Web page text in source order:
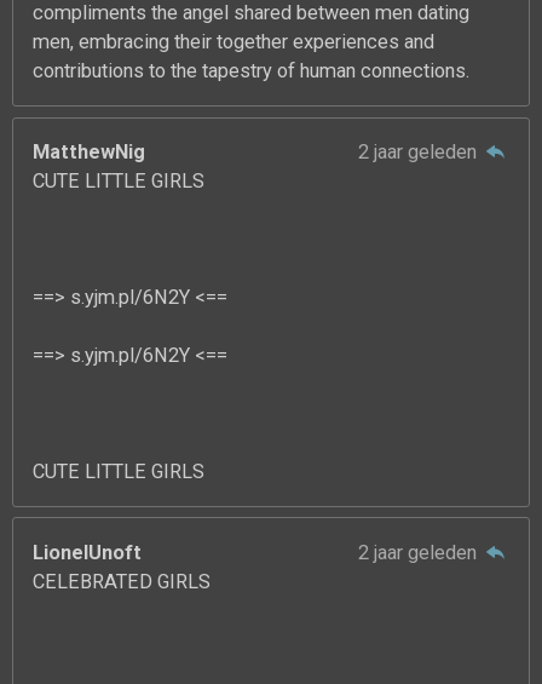
compliments the angel shared between men dating
men, embracing their together experiences and
contributions to the tapestry of human connections.
MatthewNig
2 jaar geleden
CUTE LITTLE GIRLS
==> s.yjm.pl/6N2Y <==
==> s.yjm.pl/6N2Y <==
CUTE LITTLE GIRLS
LionelUnoft
2 jaar geleden
CELEBRATED GIRLS